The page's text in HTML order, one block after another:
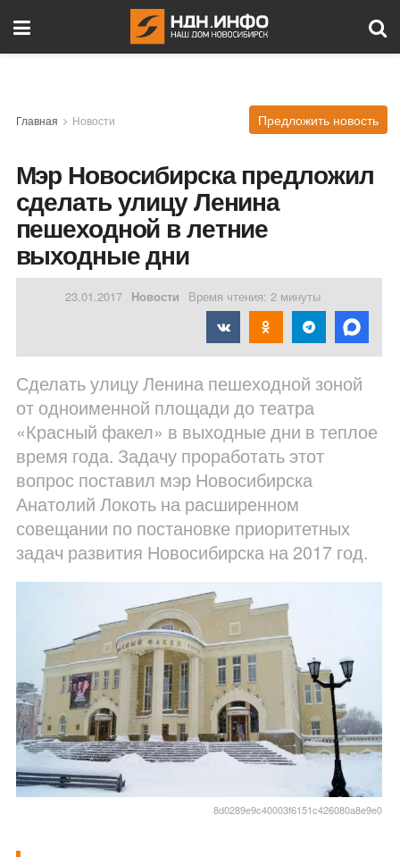
Главная Новости Предложить новость
Мэр Новосибирска предложил
сделать улицу Ленина
пешеходной в летние
выходные дни
23.01.2017 Новости Время чтения: 2 минуты
Сделать улицу Ленина пешеходной зоной
от одноименной площади до театра
«Красный факел» в выходные дни в теплое
время года. Задачу проработать этот
вопрос поставил мэр Новосибирска
Анатолий Локоть на расширенном
совещании по постановке приоритетных
задач развития Новосибирска на 2017 год.
8d0289e9c40003f6151c426080a8e9e0